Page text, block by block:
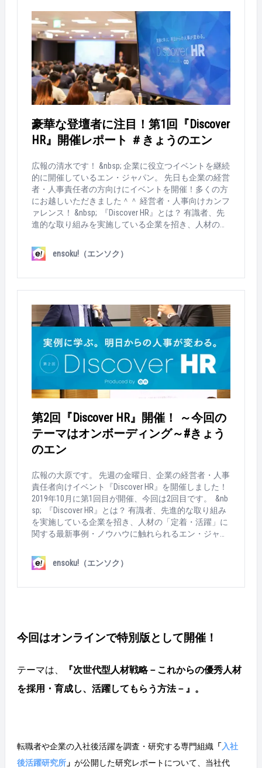
豪華な登壇者に注目！第1回『Discover
HR』開催レポート ＃きょうのエン
広報の清水です！ &nbsp; 企業に役立つイベントを継続
的に開催しているエン・ジャパン。 先日も企業の経営
者・人事責任者の方向けにイベントを開催！多くの方
にお越しいただきました＾＾ 経営者・人事向けカンフ
ァレンス！ &nbsp; 『Discover HR』とは？ 有識者、先
進的な取り組みを実施している企業を招き、人材の
れるエン・ジャパン主催のカンファレンスです。 事
業活動の中でも大きなテーマの1つであるHR領域をテ
登壇いただきました！ 左から、青山学院大学・山本教
授、パナソニック株式会社 採用部 部長・萬田さん！
そして鈴木さんも登壇！ &nbsp; &nbsp; 第一回となる今
回、どんなイベントとなったのでしょうか・・・？ さ
っそく当日の様子をレポートします！ &nbsp; 会場に到
着！ こちらは、受付までの待合スペース。まるで、ホ
テルのラウンジ・・・！ 受付では、来場者に渡すネー
ムストラップの準備中・・・ 会場はコチラ！サイドに
ディスプレイがあるので、どこに座ってもスライドが
見える！ 会場内では、本日パネルディスカッションを
するパナソニックの萬田さんとエンの鈴木さんが事前
打ち合わせ中。 会場の案内担当です！スタート前から
ステキな笑顔・・・！ 本日、司会を務める大嶽さん。
前まで強い雨が降っていたので、参加率が心配でした
が・・・ 開場してまもなく、満席！（足もとの悪い
中、ありがとうございます・・・！！） 本日、講義を
していただく山本教授も交え、すり合わせを続ける登
壇者のみなさん。 いよいよ始まります！ 順調な司会
ぶり！（先輩・吉久さんとの掛け合いがナイス！） 鈴
木さんによる主催者挨拶のあとは・・・ 第一部のセミ
担当者のみなさんが頭を悩ませる、早期離職につい
ントの問題”における研究の第一人者である山本教
ある萬田さん自ら、パナソニックの取り組みを解説し
ます！ パナソニックが今までどんな取り組みを実行し
した。 パナソニック社とエン・ジャパンが連携して取
り組んでいる事例についても紹介。 質問なども多く寄
せられ、こちらも学びの多いコンテンツとなりまし
を行ないます。 同じフロアのパーティー会場に移動。
美味しそうな料理の数々・・・！ 冒頭の挨拶は、HR
OnBoardの営業責任者を務める瀧本さん！ 乾杯後は、
ensoku!（エンソク）
第2回『Discover HR』開催！ ～今回の
テーマはオンボーディング～#きょう
のエン
広報の大原です。 先週の金曜日、企業の経営者・人事
責任者向けイベント『Discover HR』を開催しました！
2019年10月に第1回目が開催、今回は2回目です。 &nb
sp; 『Discover HR』とは？ 有識者、先進的な取り組み
を実施している企業を招き、人材の「定着・活躍」に
関する最新事例・ノウハウに触れられるエン・ジャパ
なテーマの1つであるHR領域をテーマに、これからの
時代に求められる考え方やすでに取り組んでいる最新
オン・ボーディングは、新たに採用した社員の「受け
とです。「船や飛行機に乗っている」という意味の
「on-board」から派生した言葉です。https://partners.en
-japan.com/qanda/desc_1063（人事のミカタより） &nb
oard」のキャラクター、オンボちゃん。 会場の外で
は、笑顔MAXの二人が道案内。（寒い中ありがと
ensoku!（エンソク）
今回はオンラインで特別版として開催！
テーマは、
『次世代型人材戦略－これからの優秀人材
を採用・育成し、活躍してもらう方法－』。
転職者や企業の入社後活躍を調査・研究する専門組織 「入社
後活躍研究所 」 が公開した研究レポートについて、当社代